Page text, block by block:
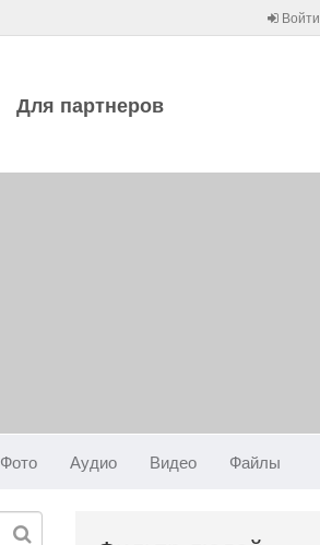
Войти
Для партнеров
Фото Аудио Видео Файлы